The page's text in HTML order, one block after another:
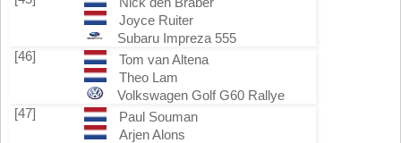
Joyce Ruiter
Subaru Impreza 555
[46]
Tom van Altena
Theo Lam
Volkswagen Golf G60 Rallye
[47]
Paul Souman
Arjen Alons